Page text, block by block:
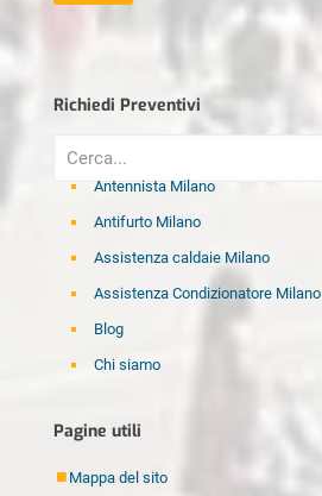
Richiedi Preventivi
Antennista Milano
Antifurto Milano
Assistenza caldaie Milano
Assistenza Condizionatore Milano
Blog
Chi siamo
Elettricista Milano
Fabbro Milano
Pagine utili
Mappa del sito